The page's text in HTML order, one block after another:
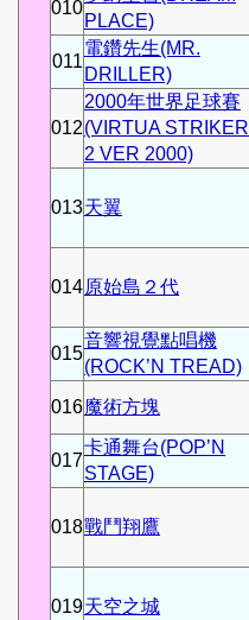
010
PLACE)
011
電鑽先生(MR.
DRILLER)
012
2000年世界足球賽
(VIRTUA STRIKER
2 VER 2000)
013天翼
014原始島２代
015
音響視覺點唱機
(ROCK’N TREAD)
016魔術方塊
017
卡通舞台(POP’N
STAGE)
018戰鬥翔鷹
019天空之城